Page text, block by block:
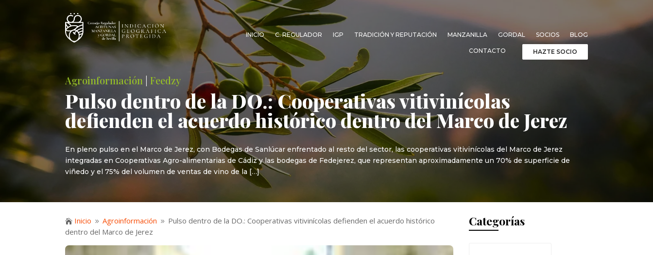
INICIO C. REGULADOR IGP TRADICIÓN Y REPUTACIÓN MANZANILLA GORDAL SOCIOS BLOG
CONTACTO HAZTE SOCIO
Agroinformación |Feedzy
Pulso dentro de la DO.: Cooperativas vitivinícolas
defienden el acuerdo histórico dentro del Marco de Jerez
En pleno pulso en el Marco de Jerez, con Bodegas de Sanlúcar enfrentado al resto del sector, las cooperativas vitivinícolas del Marco de Jerez
integradas en Cooperativas Agro-alimentarias de Cádiz y las bodegas de Fedejerez, que representan aproximadamente un 70% de superficie de
viñedo y el 75% del volumen de ventas de vino de la […]
 Inicio 9 Agroinformación 9 Pulso dentro de la DO.: Cooperativas vitivinícolas defienden el acuerdo histórico
dentro del Marco de Jerez
Categorías